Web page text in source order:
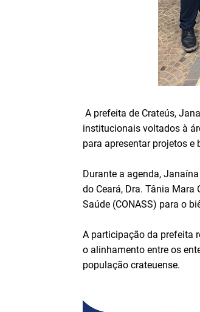
A prefeita de Crateús,
institucionais voltados à
para apresentar projetos
Durante a agenda,
do Ceará, Dra. Tânia Mara
Saúde (CONASS) para o
A participação da prefeita
o alinhamento entre os
população crateuense.